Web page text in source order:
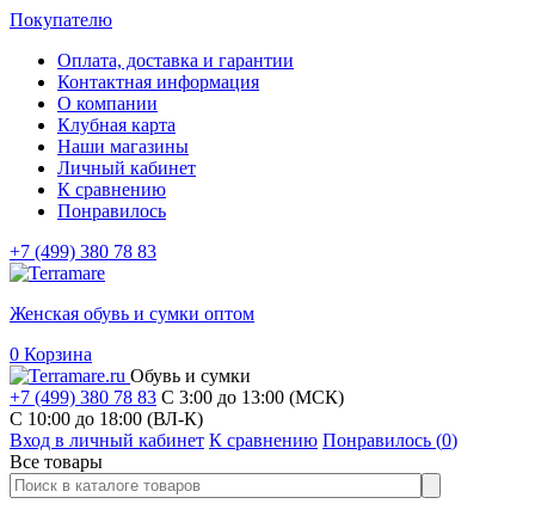
Покупателю
Оплата, доставка и гарантии
Контактная информация
О компании
Клубная карта
Наши магазины
Личный кабинет
К сравнению
Понравилось
+7 (499) 380 78 83
Женская обувь и сумки оптом
0 Корзина
Обувь и сумки
+7 (499) 380 78 83 С 3:00 до 13:00 (МСК)
C 10:00 до 18:00 (ВЛ-К)
Вход в личный кабинет К сравнению Понравилось (0)
Все товары